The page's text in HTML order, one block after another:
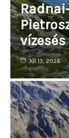
vízesés
Júl 13, 2026